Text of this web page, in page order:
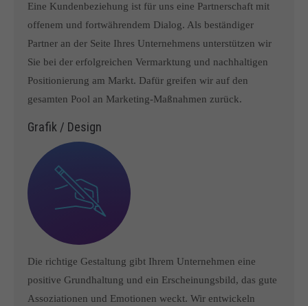
Eine Kundenbeziehung ist für uns eine Partnerschaft mit
offenem und fortwährendem Dialog. Als beständiger
Partner an der Seite Ihres Unternehmens unterstützen wir
Sie bei der erfolgreichen Vermarktung und nachhaltigen
Positionierung am Markt. Dafür greifen wir auf den
gesamten Pool an Marketing-Maßnahmen zurück.
Grafik / Design
Die richtige Gestaltung gibt Ihrem Unternehmen eine
positive Grundhaltung und ein Erscheinungsbild, das gute
Assoziationen und Emotionen weckt. Wir entwickeln